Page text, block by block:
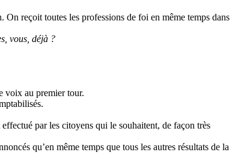
reçoit toutes les professions de foi en même temps dans
vous, déjà ?
voix au premier tour.
effectué par les citoyens qui le souhaitent, de façon très
qu’en même temps que tous les autres résultats de la